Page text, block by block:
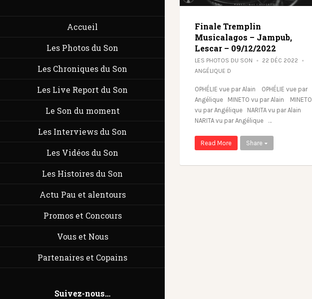
Accueil
Les Photos du Son
Les Chroniques du Son
Les Live Report du Son
Le Son du moment
Les Interviews du Son
Les Vidéos du Son
Les Histoires du Son
Actu Pau et alentours
Promos et Concours
Vous et Nous
Partenaires et Copains
Suivez-nous…
Finale Tremplin
Musicalagos – Jampub,
Lescar – 09/12/2022
LES PHOTOS DU SON
22 DÉC 2022
ANGÉLIQUE D
OPHÉLIE vue par Alain OPHÉLIE vue par
Angélique MINETO vu par Alain MINETO
vu par Angélique NARITA vu par Alain
NARITA vu par Angélique …
Read More Share